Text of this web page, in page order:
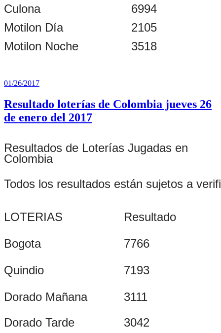
Culona
Motilon Día
Motilon Noche
6994
2105
3518
Publicado
01/26/2017
Resultado loterías de Colombia jueves 26
de enero del 2017
Resultados de Loterías Jugadas en
Colombia
Todos los resultados están sujetos a
LOTERIAS
Resultado
Bogota
7766
Quindio
7193
Dorado Mañana
3111
Dorado Tarde
3042